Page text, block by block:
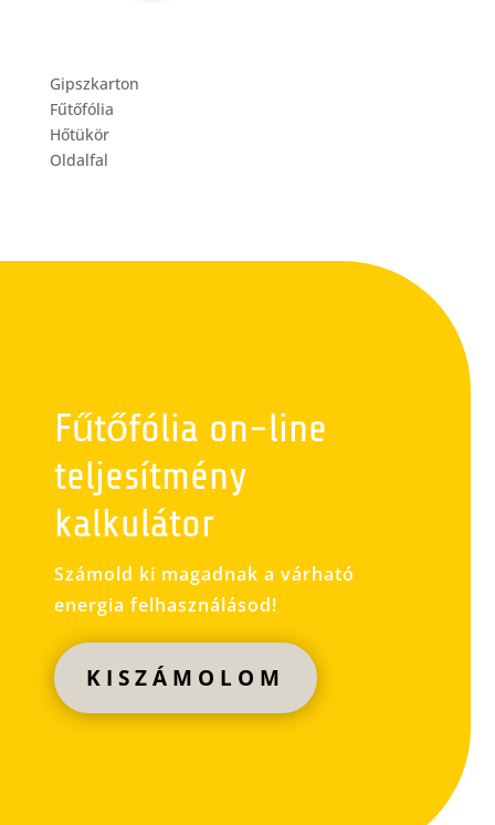
Gipszkarton
Fűtőfólia
Hőtükör
Oldalfal
Fűtőfólia on-line
teljesítmény
kalkulátor
Számold ki magadnak a várható
energia felhasználásod!
KISZÁMOLOM